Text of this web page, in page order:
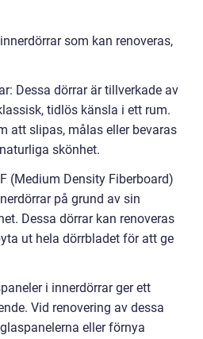
som kan renoveras,
Dessa dörrar är tillverkade av
tidlös känsla i ett rum.
att slipas, målas eller bevaras
skönhet.
(Medium Density Fiberboard)
på grund av sin
Dessa dörrar kan renoveras
ut hela dörrbladet för att ge
i innerdörrar ger ett
Vid renovering av dessa
eller förnya